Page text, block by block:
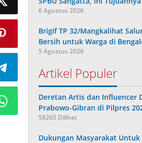
6 Agustus 2026
Brigif TP 32/Mangkalihat
Bersih untuk Warga di
5 Agustus 2026
Artikel Populer
Deretan Artis dan Influencer
Prabowo-Gibran di Pilpres
58265 Dilihat
Dukungan Masyarakat Untuk